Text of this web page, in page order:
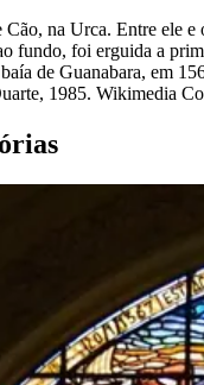
na Urca. Entre ele e
fundo, foi erguida a
de Guanabara, em
1985. Wikimedia